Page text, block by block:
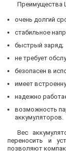
Преимущества
очень долгий
стабильное
быстрый заряд;
не требует
безопасен в
имеет
надежно
возможность
аккумуляторов.
Вес
переносить и
позволяют